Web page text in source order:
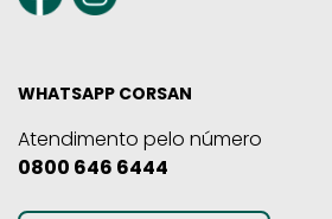
WHATSAPP CORSAN
Atendimento pelo número
0800 646 6444